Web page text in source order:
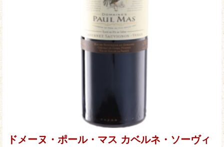
ドメーヌ・ポール・マス カベルネ・ソーヴィ